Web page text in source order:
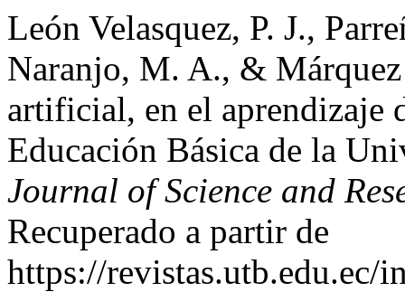
León Velasquez, P. J.,
Naranjo, M. A., &
artificial, en el aprendizaje
Educación Básica de la
Journal of Science and
Recuperado a partir de
https://revistas.utb.edu.ec/